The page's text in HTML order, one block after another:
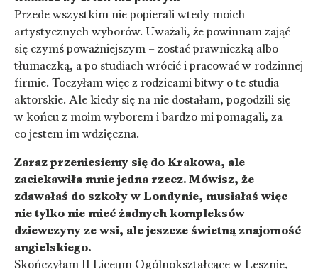
Przede wszystkim nie popierali wtedy moich
artystycznych wyborów. Uważali, że powinnam zająć
się czymś poważniejszym – zostać prawniczką albo
tłumaczką, a po studiach wrócić i pracować w rodzinnej
firmie. Toczyłam więc z rodzicami bitwy o te studia
aktorskie. Ale kiedy się na nie dostałam, pogodzili się
w końcu z moim wyborem i bardzo mi pomagali, za
co jestem im wdzięczna.
Zaraz przeniesiemy się do Krakowa, ale
zaciekawiła mnie jedna rzecz. Mówisz, że
zdawałaś do szkoły w Londynie, musiałaś więc
nie tylko nie mieć żadnych kompleksów
dziewczyny ze wsi, ale jeszcze świetną znajomość
angielskiego.
Skończyłam II Liceum Ogólnokształcące w Lesznie,